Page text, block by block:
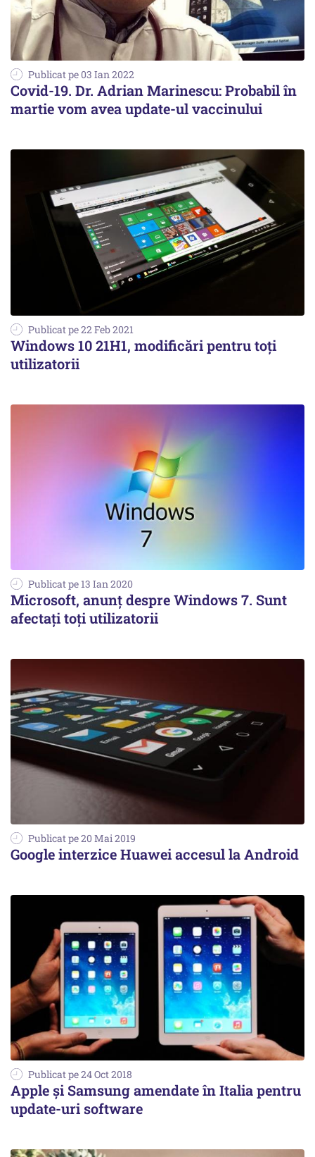
Publicat pe 03 Ian 2022
Covid-19. Dr. Adrian Marinescu: Probabil în
martie vom avea update-ul vaccinului
Publicat pe 22 Feb 2021
Windows 10 21H1, modificări pentru toţi
utilizatorii
Publicat pe 13 Ian 2020
Microsoft, anunţ despre Windows 7. Sunt
afectaţi toţi utilizatorii
Publicat pe 20 Mai 2019
Google interzice Huawei accesul la Android
Publicat pe 24 Oct 2018
Apple şi Samsung amendate în Italia pentru
update-uri software